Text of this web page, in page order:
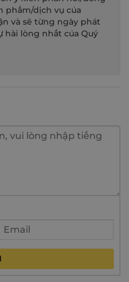
phẩm/dịch vụ của
và sẽ từng ngày phát
lòng nhất của Quý